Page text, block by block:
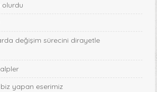
değişim sürecini dirayetle
biz yapan eserimiz